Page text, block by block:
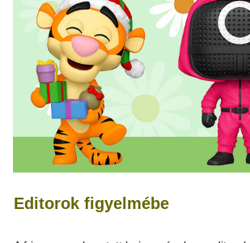
Editorok figyelmébe